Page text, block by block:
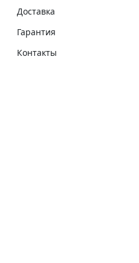
Доставка
Гарантия
Контакты